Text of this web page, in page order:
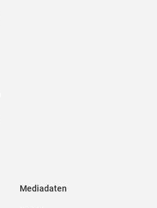
Mediadaten